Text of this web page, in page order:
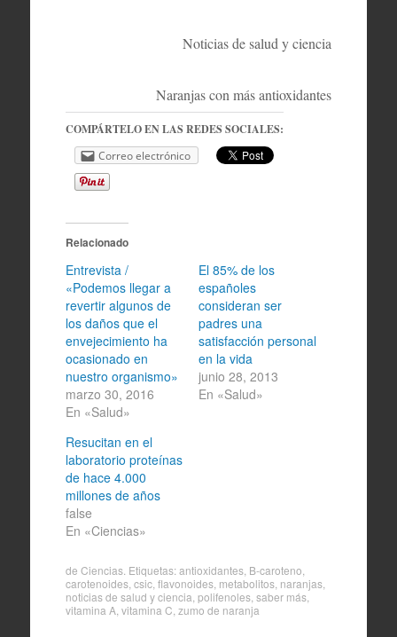
Noticias de salud y ciencia
Naranjas con más antioxidantes
COMPÁRTELO EN LAS REDES SOCIALES:
Correo electrónico
Relacionado
Entrevista /
«Podemos llegar a
revertir algunos de
los daños que el
envejecimiento ha
ocasionado en
nuestro organismo»
marzo 30, 2016
En «Salud»
El 85% de los
españoles
consideran ser
padres una
satisfacción personal
en la vida
junio 28, 2013
En «Salud»
Resucitan en el
laboratorio proteínas
de hace 4.000
millones de años
false
En «Ciencias»
de Ciencias. Etiquetas:antioxidantes, B-caroteno
carotenoides, csic, flavonoides, metabolitos, naranjas,
noticias de salud y ciencia polifenoles, saber más,
vitamina A, vitamina C zumo de naranja